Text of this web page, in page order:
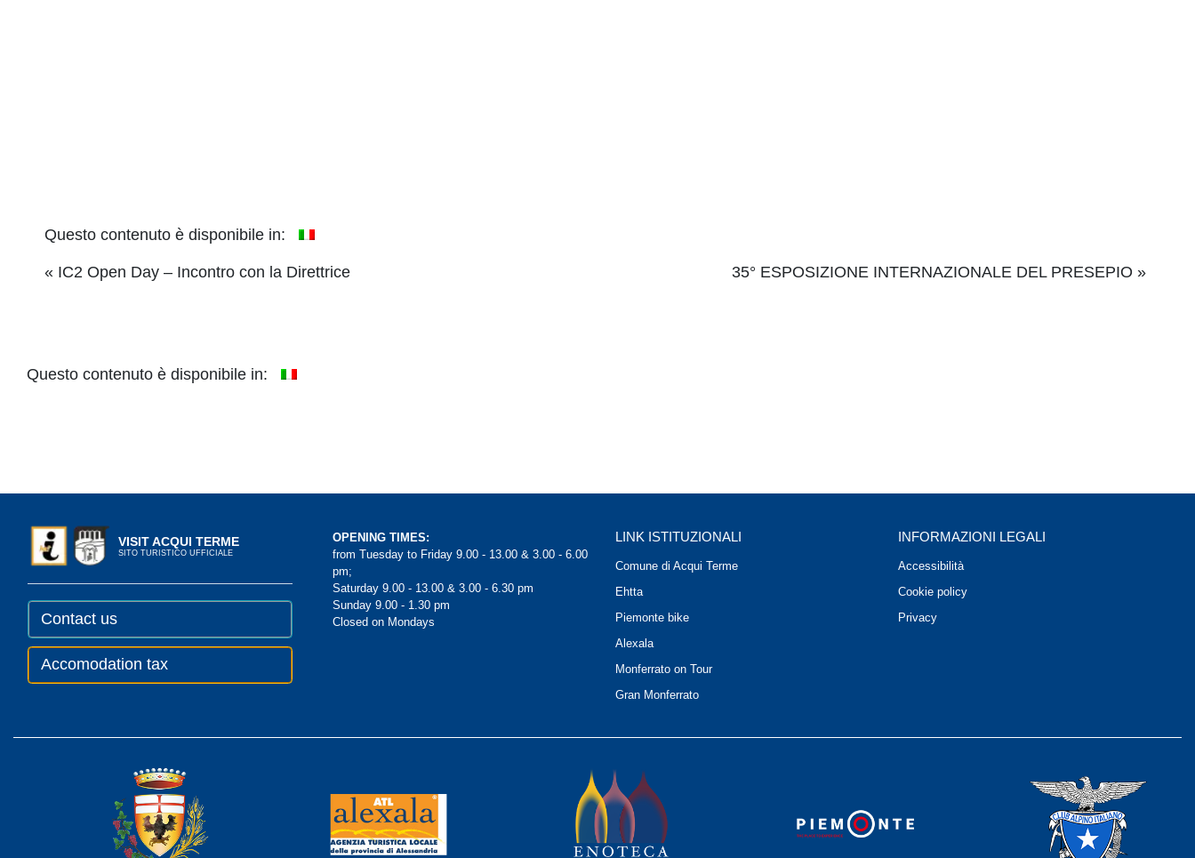
Questo contenuto è disponibile in:
Event
« IC2 Open Day – Incontro con la Direttrice 35° ESPOSIZIONE INTERNAZIONALE DEL PRESEPIO »
Questo contenuto è disponibile in:
VISIT ACQUI TERME
SITO TURISTICO UFFICIALE
Contact us
Accomodation tax
OPENING TIMES:
from Tuesday to Friday 9.00 - 13.00 & 3.00 - 6.00
pm;
Saturday 9.00 - 13.00 & 3.00 - 6.30 pm
Sunday 9.00 - 1.30 pm
Closed on Mondays
LINK ISTITUZIONALI
Comune di Acqui Terme
Ehtta
Piemonte bike
Alexala
Monferrato on Tour
Gran Monferrato
INFORMAZIONI LEGALI
Accessibilità
Cookie policy
Privacy